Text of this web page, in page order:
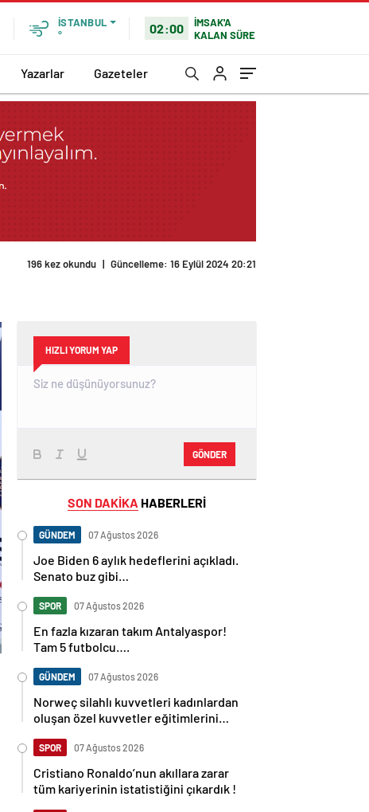
İSTANBUL
°
02:00
İMSAK'A
KALAN SÜRE
Yazarlar Gazeteler
196 kez okundu | Güncelleme: 16 Eylül 2024 20:21
HIZLI YORUM YAP
GÖNDER
SON DAKİKA HABERLERİ
GÜNDEM 07 Ağustos 2026
Joe Biden 6 aylık hedeflerini açıkladı.
Senato buz gibi…
SPOR 07 Ağustos 2026
En fazla kızaran takım Antalyaspor!
Tam 5 futbolcu….
GÜNDEM 07 Ağustos 2026
Norweç silahlı kuvvetleri kadınlardan
oluşan özel kuvvetler eğitimlerini
SPOR 07 Ağustos 2026
Cristiano Ronaldo’nun akıllara zarar
tüm kariyerinin istatistiğini çıkardık !